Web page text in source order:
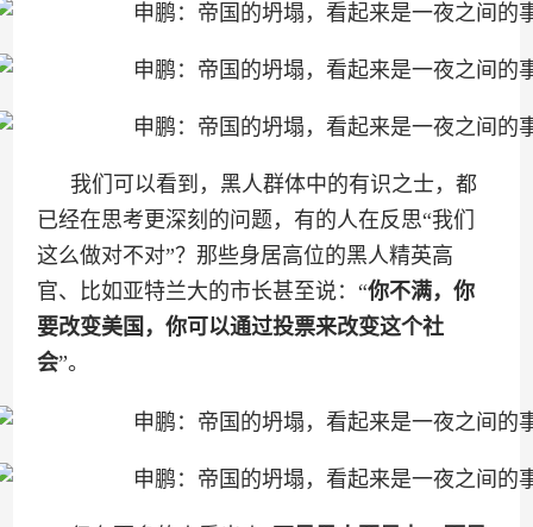
我们可以看到，黑人群体中的有识之士，都
已经在思考更深刻的问题，有的人在反思“我们
这么做对不对”？那些身居高位的黑人精英高
官、比如亚特兰大的市长甚至说：“你不满，你
要改变美国，你可以通过投票来改变这个社
会”。